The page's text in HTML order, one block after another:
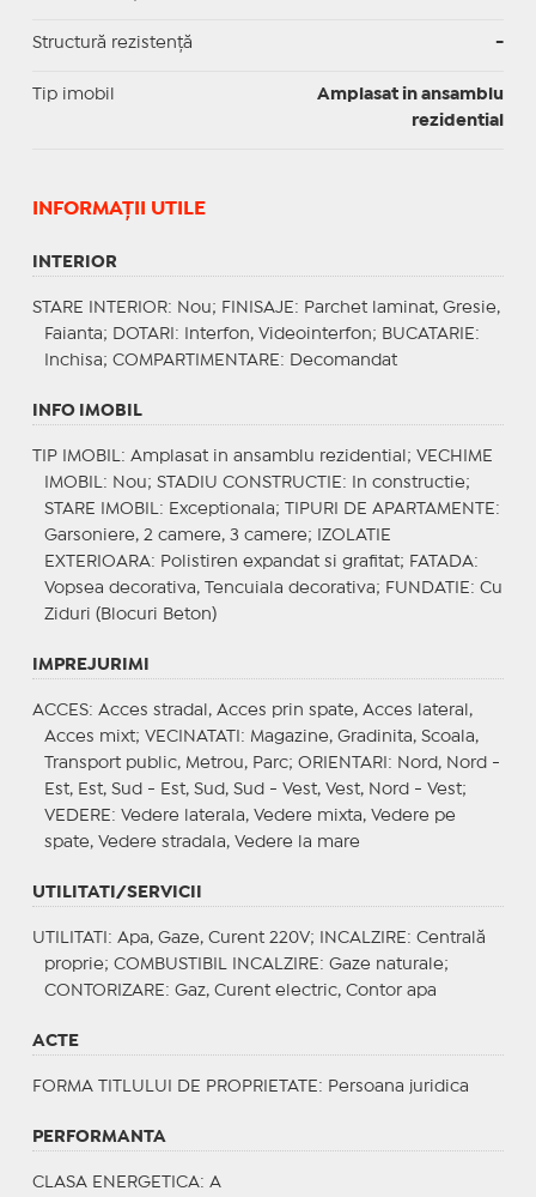
Structură rezistență -
Tip imobil
Amplasat in ansamblu
rezidential
INFORMAŢII UTILE
INTERIOR
STARE INTERIOR: Nou; FINISAJE : Parchet laminat, Gresie,
Faianta;
DOTARI : Interfon, Videointerfon; BUCATARIE :
Inchisa; COMPARTIMENTARE : Decomandat
INFO IMOBIL
TIP IMOBIL : Amplasat in ansamblu rezidential; VECHIME
IMOBIL : Nou; STADIU CONSTRUCTIE : In constructie;
STARE IMOBIL : Exceptionala; TIPURI DE APARTAMENTE :
Garsoniere, 2 camere, 3 camere;
IZOLATIE
EXTERIOARA: Polistiren expandat si grafitat; FATADA:
Vopsea decorativa, Tencuiala decorativa; FUNDATIE : Cu
Ziduri (Blocuri Beton)
IMPREJURIMI
ACCES: Acces stradal, Acces prin spate, Acces lateral,
Acces mixt; VECINATATI : Magazine, Gradinita, Scoala,
Transport public, Metrou, Parc; ORIENTARI : Nord, Nord -
Est, Est, Sud - Est, Sud, Sud - Vest, Vest, Nord - Vest;
VEDERE : Vedere laterala, Vedere mixta, Vedere pe
spate, Vedere stradala, Vedere la mare
UTILITATI/SERVICII
UTILITATI : Apa, Gaze, Curent 220V; INCALZIRE : Centrală
proprie; COMBUSTIBIL INCALZIRE : Gaze naturale;
CONTORIZARE : Gaz, Curent electric, Contor apa
ACTE
FORMA TITLULUI DE PROPRIETATE : Persoana juridica
PERFORMANTA
CLASA ENERGETICA: A